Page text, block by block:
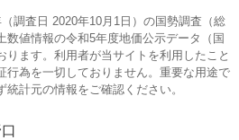
調査日 2020年10月1日）の国勢調査（総
数値情報の令和5年度地価公示データ（国
ります。利用者が当サイトを利用したこと
行為を一切しておりません。重要な用途で
計元の情報をご確認ください。